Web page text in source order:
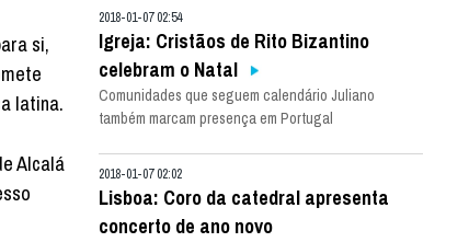
si,
latina.
Alcalá
2018-01-07 02:54
Igreja: Cristãos de Rito Bizantino
celebram o Natal
Comunidades que seguem calendário Juliano
também marcam presença em Portugal
2018-01-07 02:02
Lisboa: Coro da catedral apresenta
concerto de ano novo